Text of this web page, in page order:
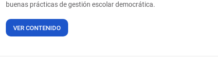
buenas prácticas de gestión escolar democrática.
VER CONTENIDO